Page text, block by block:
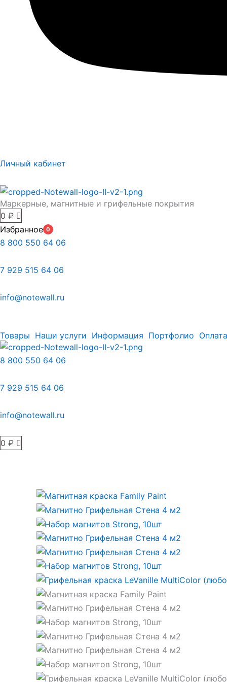
Личный кабинет
Маркерные, магнитные и грифельные покрытия
0 ₽
Избранное 0
8 800 550 64 06
7 929 515 64 06
info@notewall.ru
Товары Наши услуги Информация Портфолио
8 800 550 64 06
7 929 515 64 06
info@notewall.ru
0 ₽